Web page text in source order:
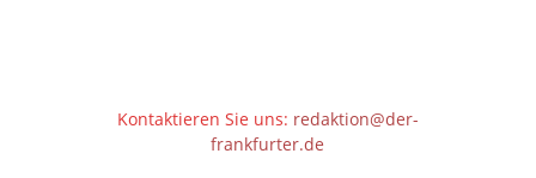
Kontaktieren Sie uns: redaktion@der-
frankfurter.de